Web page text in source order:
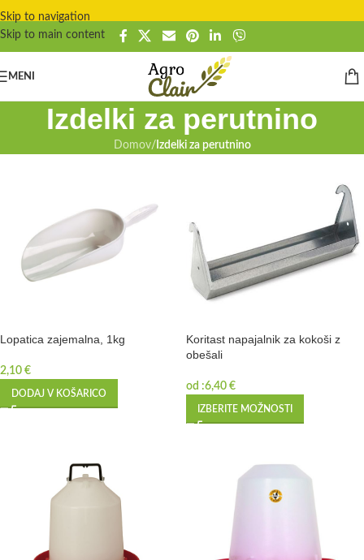
Skip to navigation
Skip to main content
MENI
Izdelki za perutnino
Domov/ Izdelki za perutnino
Lopatica zajemalna, 1kg
2,10 €
DODAJ V KOŠARICO
Koritast napajalnik za kokoši z
obešali
od :6,40 €
IZBERITE MOŽNOSTI